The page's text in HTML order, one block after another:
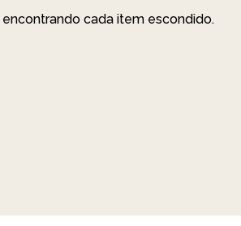
cada item escondido.